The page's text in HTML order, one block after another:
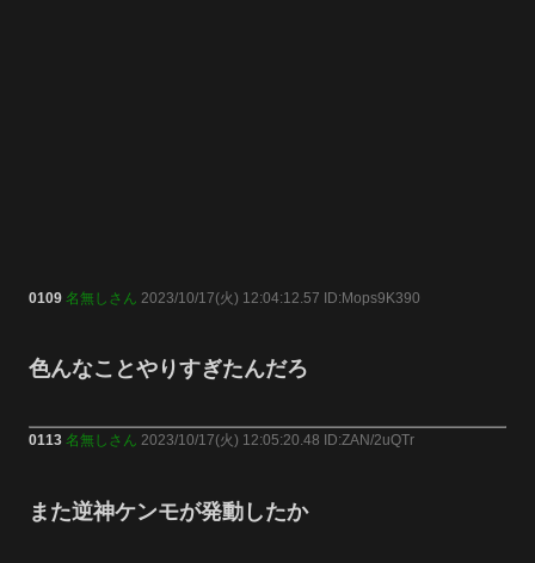
0109 名無しさん 2023/10/17(火) 12:04:12.57 ID:Mops9K390
色んなことやりすぎたんだろ
0113 名無しさん 2023/10/17(火) 12:05:20.48 ID:ZAN/2uQTr
また逆神ケンモが発動したか